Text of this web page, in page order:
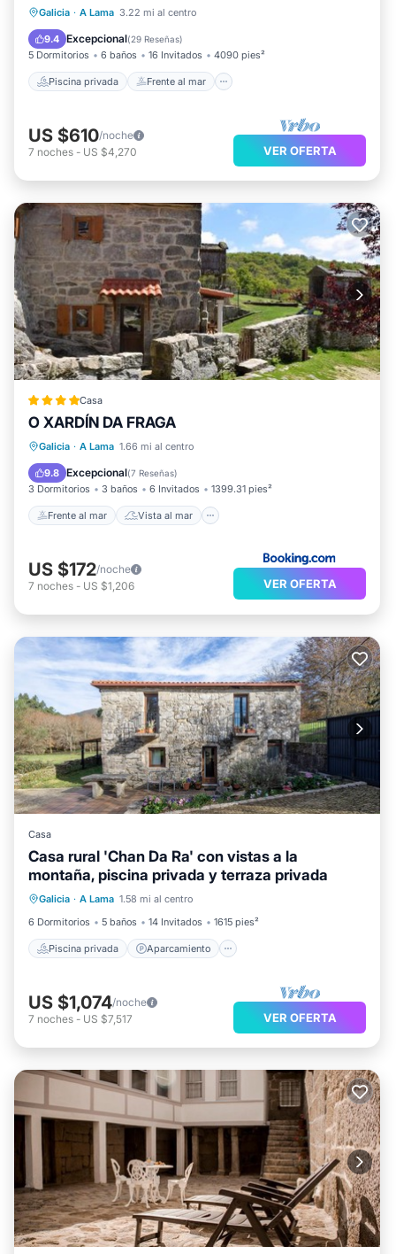
Galicia · A Lama 3.22 mi al centro
9.4 Excepcional(29 Reseñas)
5 Dormitorios 6 baños 16 Invitados 4090 pies²
Piscina privada Frente al mar
Piscina privada
Frente al mar
Aparcamiento
US $610/noche
7 noches - US $4,270 VER OFERTA
Casa
O XARDÍN DA FRAGA
Galicia · A Lama 1.66 mi al centro
9.8 Excepcional(7 Reseñas)
3 Dormitorios 3 baños 6 Invitados 1399.31 pies²
Frente al mar Vista al mar
Frente al mar
Vista al mar
Balcón/Terraza
US $172/noche
7 noches - US $1,206 VER OFERTA
Casa
Casa rural 'Chan Da Ra' con vistas a la
montaña, piscina privada y terraza privada
Galicia · A Lama 1.58 mi al centro
6 Dormitorios
5 baños 14 Invitados 1615 pies²
Piscina privada Aparcamiento
Piscina privada
Aparcamiento
Piscina
Balcón/Terraza
US $1,074/noche
7 noches - US $7,517 VER OFERTA